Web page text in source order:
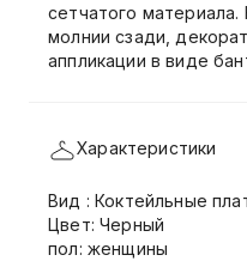
сетчатого
молнии сзади,
аппликации в виде
Характеристики
Вид : Коктейльные
Цвет: Черный
пол: женщины